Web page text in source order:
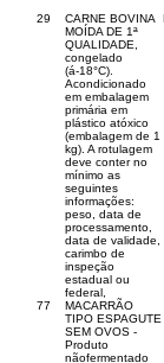
29
CARNE BOVINA
MOÍDA DE 1ª
QUALIDADE,
congelado
(á-18°C).
Acondicionado
em embalagem
primária em
plástico atóxico
(embalagem de 1
kg). A rotulagem
deve conter no
mínimo as
seguintes
informações:
peso, data de
processamento,
data de validade,
carimbo de
inspeção
estadual ou
federal,
77
MACARRÃO
TIPO ESPAGUTE
SEM OVOS -
Produto
nãofermentado